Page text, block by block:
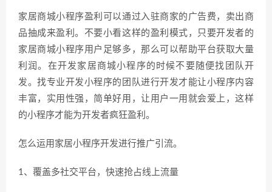
家居商城小程序盈利可以通过入驻商家的广告费，卖出商
品抽成来盈利。不要小看这样的盈利模式，只要开发者的
家居商城小程序用户足够多，那么可以帮助平台获取大量
利润。在开发家居商城小程序的时候不要随便找团队开
发。找专业开发小程序的团队进行开发才能让小程序内容
丰富，实用性强，简单好用，让用户一用就会爱上，这样
的小程序才能为开发者疯狂盈利。
怎么运用家居小程序开发进行推广引流。
1、覆盖多社交平台，快速抢占线上流量